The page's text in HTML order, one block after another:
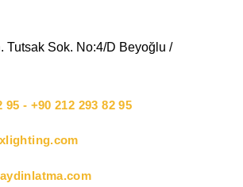
Tutsak Sok. No:4/D Beyoğlu /
95 - +90 212 293 82 95